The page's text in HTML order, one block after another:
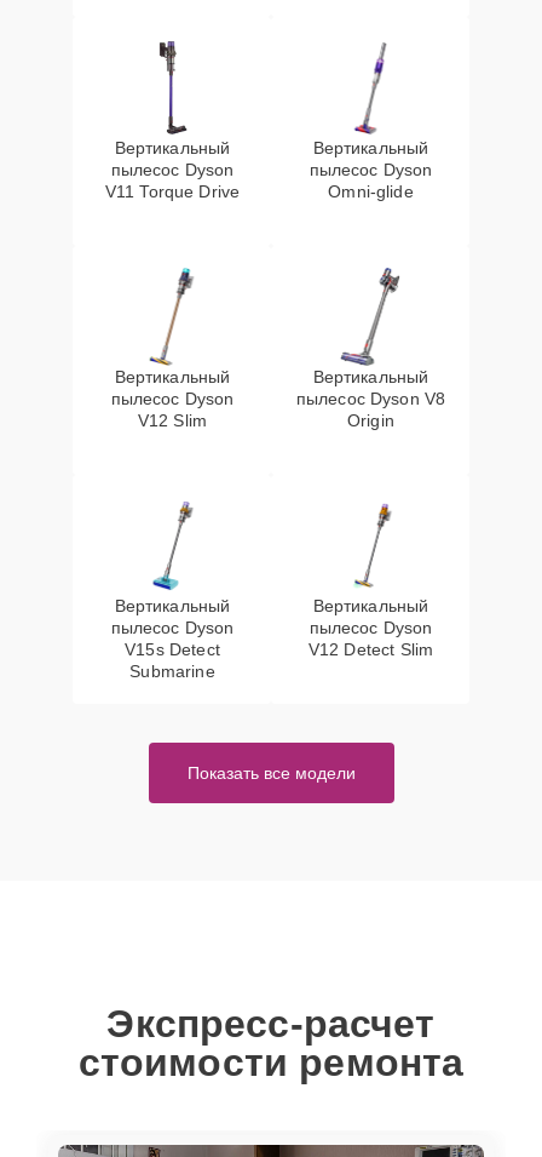
Вертикальный
пылесос Dyson
V11 Torque Drive
Вертикальный
пылесос Dyson
Omni‑glide
Вертикальный
пылесос Dyson
V12 Slim
Вертикальный
пылесос Dyson V8
Origin
Вертикальный
пылесос Dyson
V15s Detect
Submarine
Вертикальный
пылесос Dyson
V12 Detect Slim
Показать все модели
Экспресс-расчет
стоимости ремонта